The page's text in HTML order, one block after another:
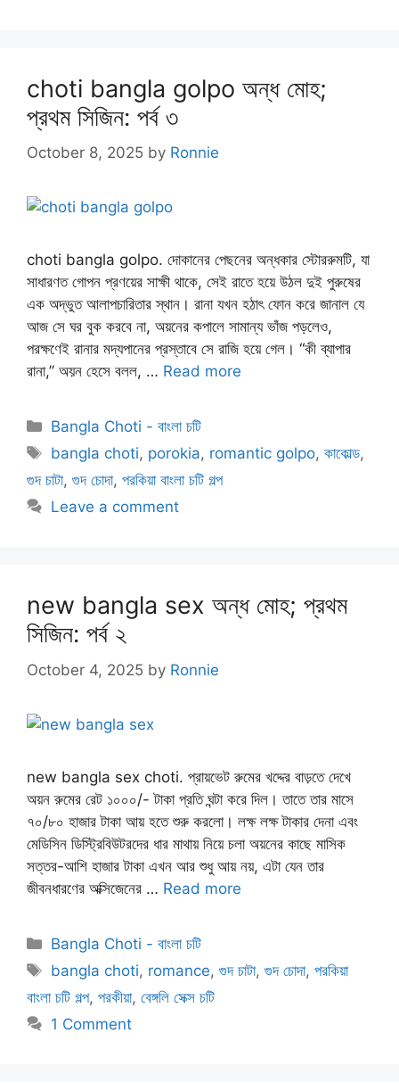
choti bangla golpo অন্ধ মোহ;
প্রথম সিজিন: পর্ব ৩
October 8, 2025 by Ronnie
choti bangla golpo. দোকানের পেছনের অন্ধকার স্টোররুমটি, যা
সাধারণত গোপন প্রণয়ের সাক্ষী থাকে, সেই রাতে হয়ে উঠল দুই পুরুষের
এক অদ্ভুত আলাপচারিতার স্থান। রানা যখন হঠাৎ ফোন করে জানাল যে
আজ সে ঘর বুক করবে না, অয়নের কপালে সামান্য ভাঁজ পড়লেও,
পরক্ষণেই রানার মদ্যপানের প্রস্তাবে সে রাজি হয়ে গেল। “কী ব্যাপার
রানা,” অয়ন হেসে বলল, … Read more
Categories
Bangla Choti - বাংলা চটি
Tags
bangla choti, porokia, romantic golpo,কাকোল্ড,
গুদ চাটা, গুদ চোদা, পরকিয়া বাংলা চটি গল্প
Leave a comment
new bangla sex অন্ধ মোহ; প্রথম
সিজিন: পর্ব ২
October 4, 2025 by Ronnie
new bangla sex choti. প্রায়ভেট রুমের খদ্দের বাড়তে দেখে
অয়ন রুমের রেট ১০০০/- টাকা ‌প্রতি ঘন্টা করে দিল। তাতে তার মাসে
৭০/৮০‌ হাজার টাকা আয় হতে শুরু করলো। লক্ষ লক্ষ টাকার দেনা এবং
মেডিসিন ডিস্ট্রিবিউটরদের ধার মাথায় নিয়ে চলা অয়নের কাছে মাসিক
সত্তর-আশি হাজার টাকা এখন আর শুধু আয় নয়, এটা যেন তার
জীবনধারণের অক্সিজেনের … Read more
Categories
Bangla Choti - বাংলা চটি
Tags
bangla choti, romance,গুদ চাটা,গুদ চোদা,পরকিয়া
বাংলা চটি গল্প, পরকীয়া, বেঙ্গলি সেক্স চটি
1 Comment